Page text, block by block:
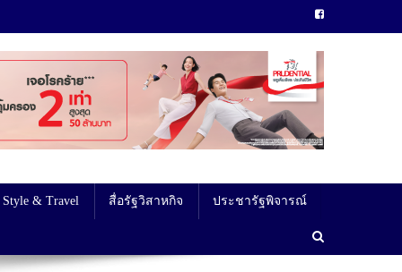
& Travel สื่อรัฐวิสาหกิจ ประชารัฐพิจารณ์